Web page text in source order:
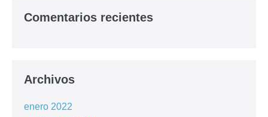
Comentarios recientes
Archivos
enero 2022